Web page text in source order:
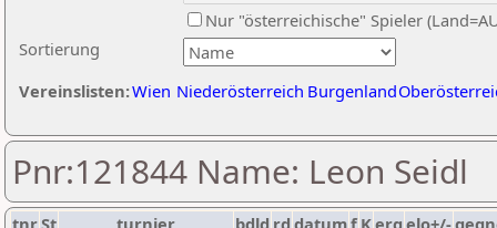
Sortierung
Nur "österreichische" Spieler
Vereinslisten:Wien Niederösterreich Burgenland
Pnr:121844 Name: Leon Seidl
tnrSt turnier bdld rd datumf Kerg elo+/-